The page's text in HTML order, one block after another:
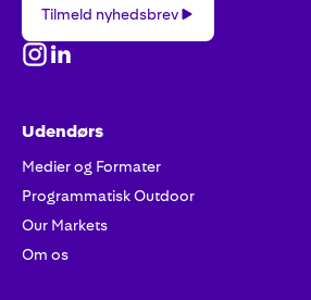
nyhedsbrev
Tilmeld nyhedsbrev
Udendørs
Medier og Formater
Programmatisk Outdoor
Our Markets
Om os